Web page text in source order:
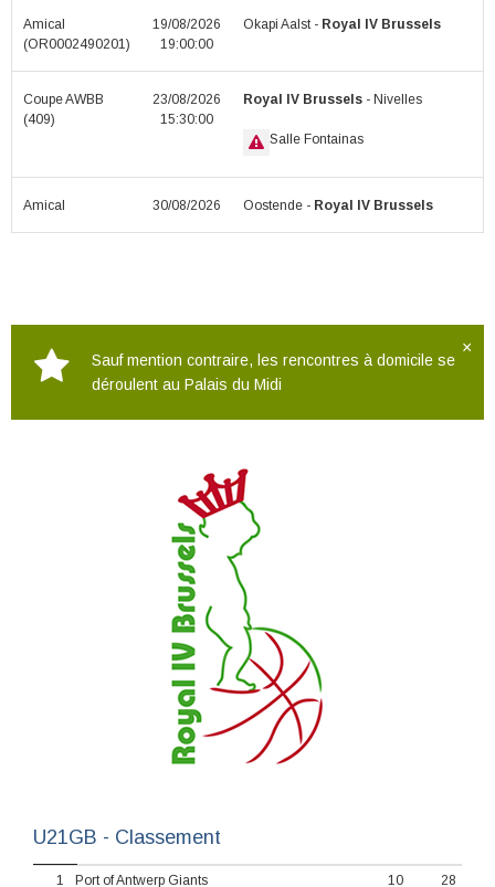
Amical
(OR0002490201)
19/08/2026
19:00:00
Okapi Aalst - Royal IV Brussels
Coupe AWBB
(409)
23/08/2026
15:30:00
Royal IV Brussels - Nivelles
Salle Fontainas
Amical 30/08/2026 Oostende - Royal IV Brussels
×
Sauf mention contraire, les rencontres à domicile se
déroulent au Palais du Midi
U21GB - Classement
1 Port of Antwerp Giants 10
28